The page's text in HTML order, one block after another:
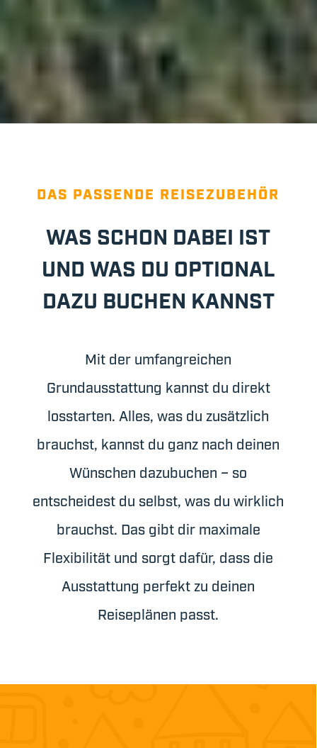
DAS PASSENDE REISEZUBEHÖR
WAS SCHON DABEI IST
UND WAS DU OPTIONAL
DAZU BUCHEN KANNST
Mit der umfangreichen
Grundausstattung kannst du direkt
losstarten. Alles, was du zusätzlich
brauchst, kannst du ganz nach deinen
Wünschen dazubuchen – so
entscheidest du selbst, was du wirklich
brauchst. Das gibt dir maximale
Flexibilität und sorgt dafür, dass die
Ausstattung perfekt zu deinen
Reiseplänen passt.